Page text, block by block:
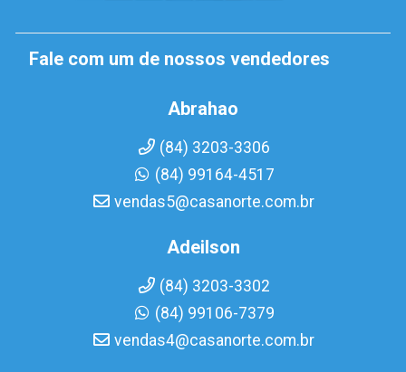
Fale com um de nossos vendedores
Abrahao
(84) 3203-3306
(84) 99164-4517
vendas5@casanorte.com.br
Adeilson
(84) 3203-3302
(84) 99106-7379
vendas4@casanorte.com.br